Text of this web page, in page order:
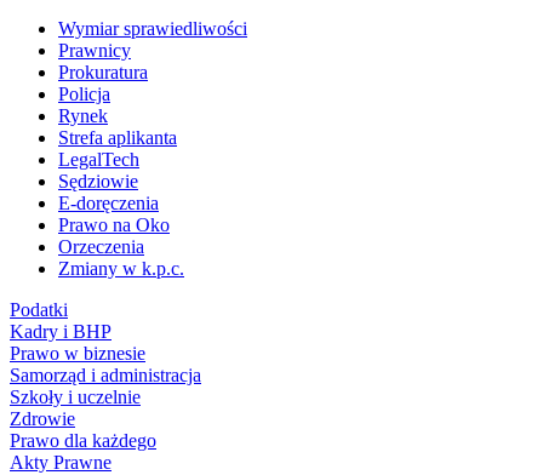
Wymiar sprawiedliwości
Prawnicy
Prokuratura
Policja
Rynek
Strefa aplikanta
LegalTech
Sędziowie
E-doręczenia
Prawo na Oko
Orzeczenia
Zmiany w k.p.c.
Podatki
Kadry i BHP
Prawo w biznesie
Samorząd i administracja
Szkoły i uczelnie
Zdrowie
Prawo dla każdego
Akty Prawne